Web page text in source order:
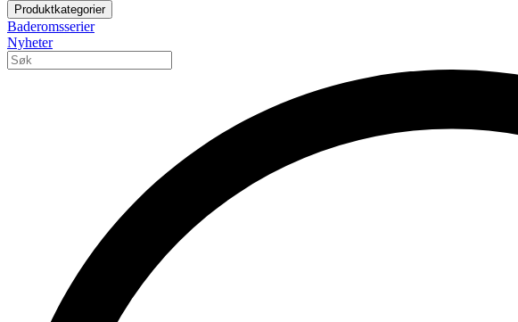
Produktkategorier
Baderomsserier
Nyheter